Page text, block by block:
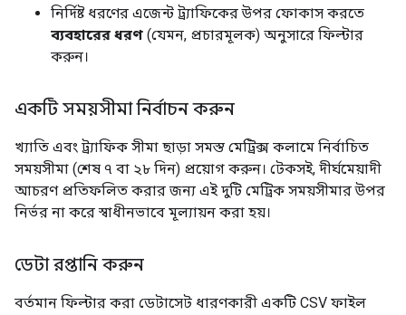
নির্দিষ্ট ধরণের এজেন্ট ট্র্যাফিকের উপর ফোকাস করতে
ব্যবহারের ধরণ (যেমন, প্রচারমূলক) অনুসারে ফিল্টার
করুন।
একটি সময়সীমা নির্বাচন করুন
খ্যাতি এবং ট্র্যাফিক সীমা ছাড়া সমস্ত মেট্রিক্স কলামে নির্বাচিত
সময়সীমা (শেষ ৭ বা ২৮ দিন) প্রয়োগ করুন। টেকসই, দীর্ঘমেয়াদী
আচরণ প্রতিফলিত করার জন্য এই দুটি মেট্রিক সময়সীমার উপর
নির্ভর না করে স্বাধীনভাবে মূল্যায়ন করা হয়।
ডেটা রপ্তানি করুন
বর্তমান ফিল্টার করা ডেটাসেট ধারণকারী একটি CSV ফাইল